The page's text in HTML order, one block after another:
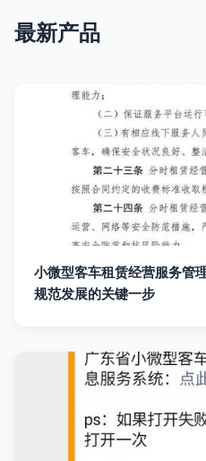
最新产品
小微型客车租赁经营服务管
规范发展的关键一步